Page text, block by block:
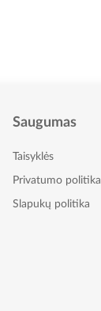
Saugumas
Taisyklės
Privatumo politika
Slapukų politika